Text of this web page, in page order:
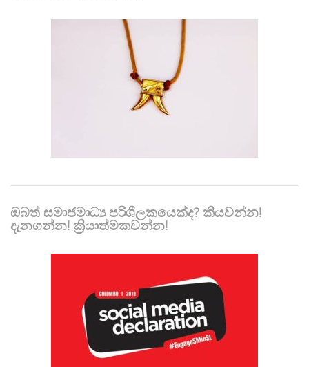
ඔබත් සමාජමාධ්‍ය පරිශීලකයෙක්ද? කියවන්න!
දැනගන්න! ක්‍රියාත්මකවන්න!